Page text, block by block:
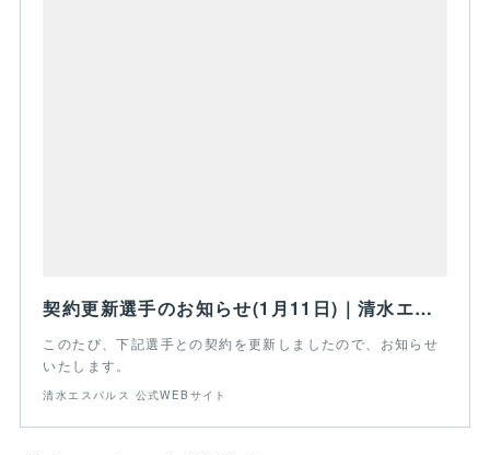
契約更新選手のお知らせ(1月11日)｜清水エスパルス - 公式WEBサイト
このたび、下記選手との契約を更新しましたので、お知らせ
いたします。
清水エスパルス 公式WEBサイト